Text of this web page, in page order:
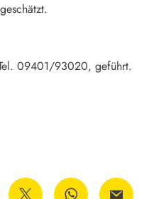
09401/93020, geführt.